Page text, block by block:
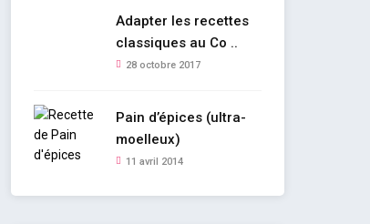
Adapter les recettes
classiques au Co ..
28 octobre 2017
Pain d’épices (ultra-
moelleux)
11 avril 2014